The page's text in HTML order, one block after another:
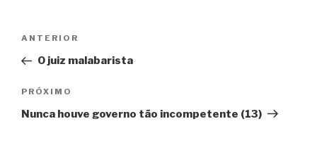
Post
Anterior
ANTERIOR
O juiz malabarista
Próximo
PRÓXIMO
Nunca houve governo tão incompetente (13)